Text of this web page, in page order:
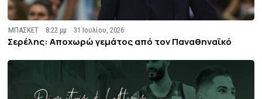
ΜΠΑΣΚΕΤ 8:22 μμ 31 Ιουλίου, 2026
Σερέλης: Αποχωρώ γεμάτος από τον Παναθηναϊκό